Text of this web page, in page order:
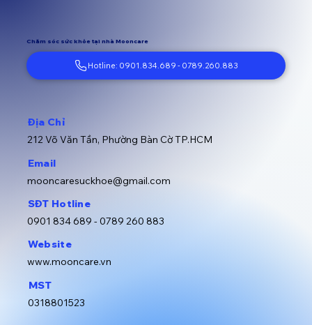
Chăm sóc sức khỏe tại nhà Mooncare
Hotline: 0901.834.689 - 0789.260.883
Địa Chỉ
212 Võ Văn Tần, Phường Bàn Cờ TP.HCM
Email
mooncaresuckhoe@gmail.com
SĐT Hotline
0901 834 689 -0789 260 883
Website
www.mooncare.vn
MST
0318801523